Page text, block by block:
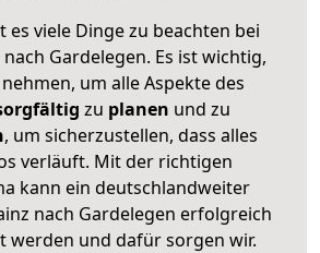
es viele Dinge zu beachten bei
Gardelegen. Es ist wichtig,
um alle Aspekte des
zu planen und zu
, um sicherzustellen, dass alles
verläuft. Mit der richtigen
kann ein deutschlandweiter
nach Gardelegen erfolgreich
werden und dafür sorgen wir.